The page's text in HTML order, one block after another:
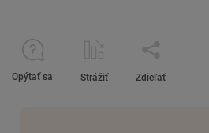
Opýtať sa Strážiť Zdieľať